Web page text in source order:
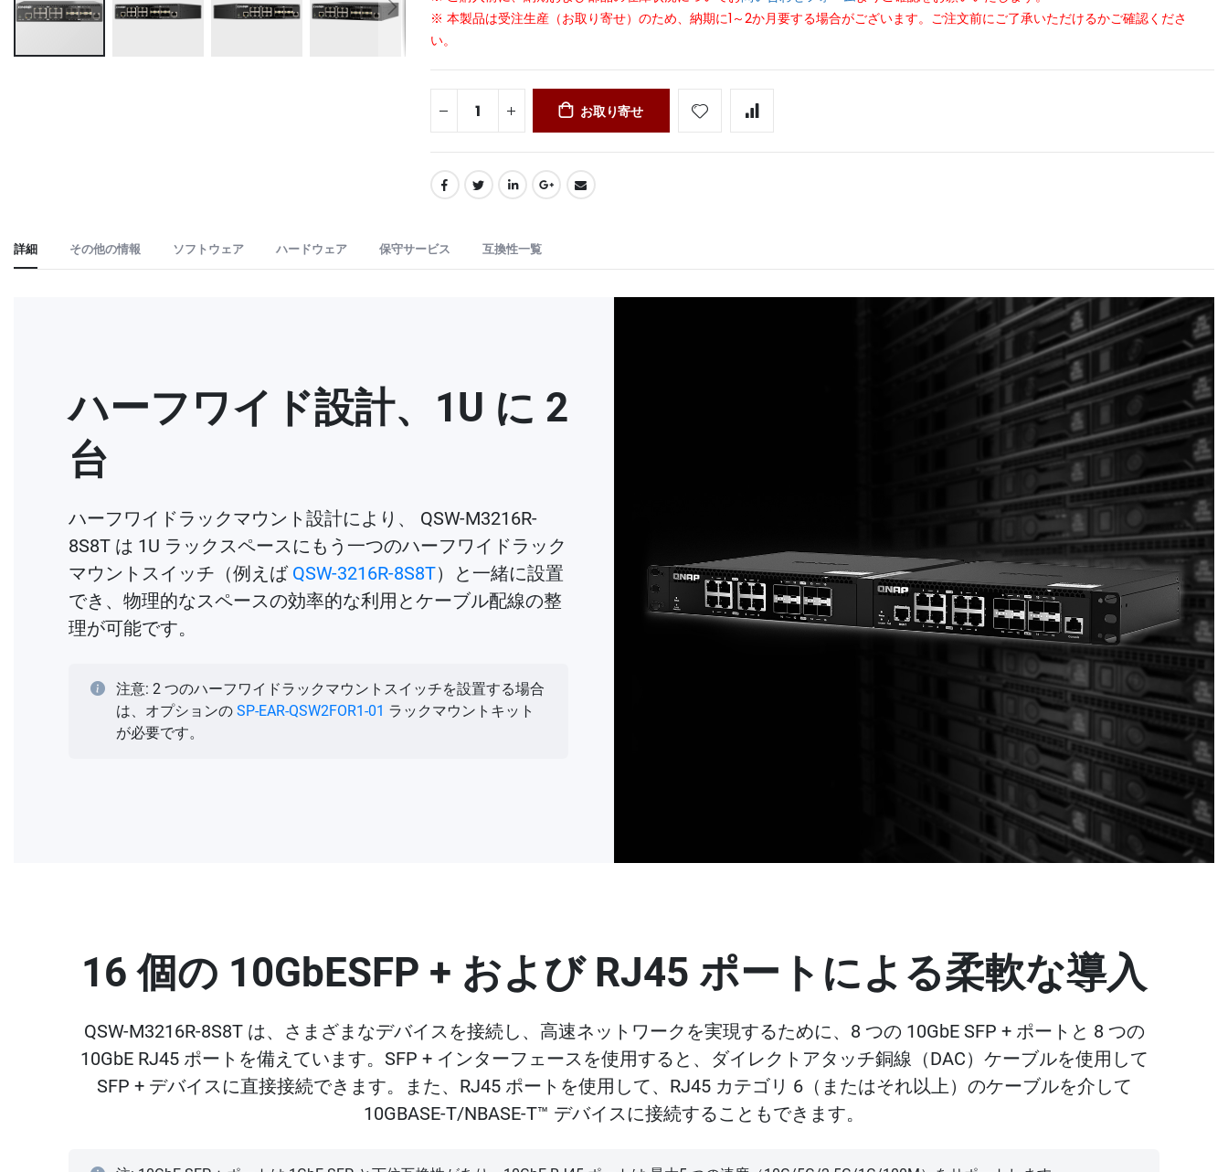
※ 本製品は受注生産（お取り寄せ）のため、納期に1～2か月要する場合がございます。ご注文前にご了承いただけるかご確認くださ
い。
お取り寄せ
詳細 その他の情報 ソフトウェア ハードウェア 保守サービス 互換性一覧